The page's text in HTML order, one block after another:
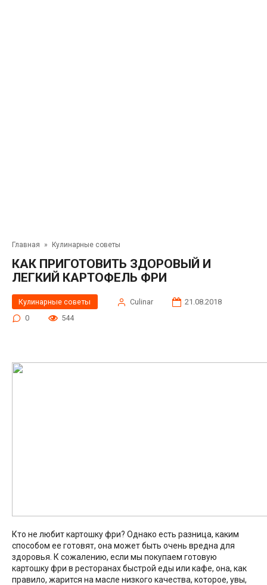
Главная » Кулинарные советы
КАК ПРИГОТОВИТЬ ЗДОРОВЫЙ И
ЛЕГКИЙ КАРТОФЕЛЬ ФРИ
Кулинарные советы Сulinar
21.08.2018
0
544
Кто не любит картошку фри? Однако есть разница, каким
способом ее готовят, она может быть очень вредна для
здоровья. К сожалению, если мы покупаем готовую
картошку фри в ресторанах быстрой еды или кафе, она, как
правило, жарится на масле низкого качества, которое, увы,